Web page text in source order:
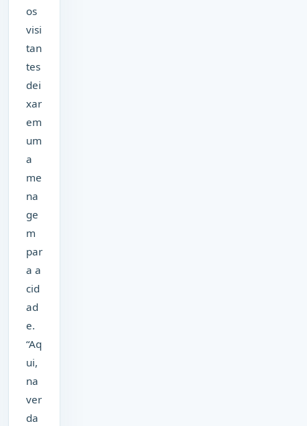
os
visi
tan
tes
dei
xar
em
um
a
me
na
ge
m
par
a a
cid
ad
e.
“Aq
ui,
na
ver
da